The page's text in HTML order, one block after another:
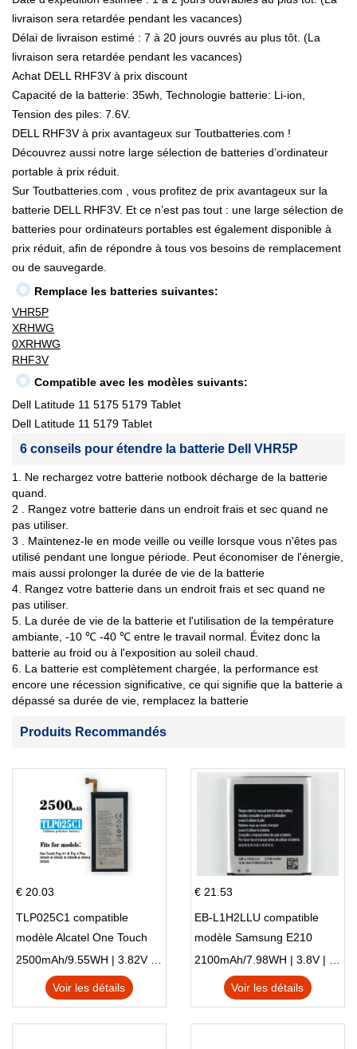
livraison sera retardée pendant les vacances)
Délai de livraison estimé : 7 à 20 jours ouvrés au plus tôt. (La
livraison sera retardée pendant les vacances)
Achat DELL RHF3V à prix discount
Capacité de la batterie: 35wh, Technologie batterie: Li-ion,
Tension des piles: 7.6V.
DELL RHF3V à prix avantageux sur Toutbatteries.com !
Découvrez aussi notre large sélection de batteries d’ordinateur
portable à prix réduit.
Sur Toutbatteries.com , vous profitez de prix avantageux sur la
batterie DELL RHF3V. Et ce n’est pas tout : une large sélection de
batteries pour ordinateurs portables est également disponible à
prix réduit, afin de répondre à tous vos besoins de remplacement
ou de sauvegarde.
Remplace les batteries suivantes:
VHR5P
XRHWG
0XRHWG
RHF3V
Compatible avec les modèles suivants:
Dell Latitude 11 5175 5179 Tablet
Dell Latitude 11 5179 Tablet
6 conseils pour étendre la batterie Dell VHR5P
1. Ne rechargez votre batterie notbook décharge de la batterie
quand.
2 . Rangez votre batterie dans un endroit frais et sec quand ne
pas utiliser.
3 . Maintenez-le en mode veille ou veille lorsque vous n'êtes pas
utilisé pendant une longue période. Peut économiser de l'énergie,
mais aussi prolonger la durée de vie de la batterie
4. Rangez votre batterie dans un endroit frais et sec quand ne
pas utiliser.
5. La durée de vie de la batterie et l'utilisation de la température
ambiante, -10 ℃ -40 ℃ entre le travail normal. Évitez donc la
batterie au froid ou à l'exposition au soleil chaud.
6. La batterie est complètement chargée, la performance est
encore une récession significative, ce qui signifie que la batterie a
dépassé sa durée de vie, remplacez la batterie
Produits Recommandés
€ 20.03
TLP025C1 compatible
modèle Alcatel One Touch
Pop 4 Plus OT-5056D
2500mAh/9.55WH | 3.82V | Li-ion ...
Voir les détails
€ 21.53
EB-L1H2LLU compatible
modèle Samsung E210
E210K i939
2100mAh/7.98WH | 3.8V | Li-ion ...
Voir les détails